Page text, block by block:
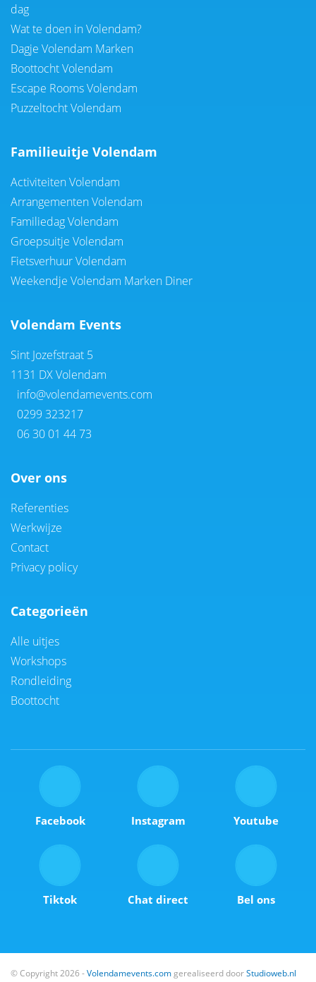
dag
Wat te doen in Volendam?
Dagje Volendam Marken
Boottocht Volendam
Escape Rooms Volendam
Puzzeltocht Volendam
Familieuitje Volendam
Activiteiten Volendam
Arrangementen Volendam
Familiedag Volendam
Groepsuitje Volendam
Fietsverhuur Volendam
Weekendje Volendam Marken Diner
Volendam Events
Sint Jozefstraat 5
1131 DX Volendam
info@volendamevents.com
0299 323217
06 30 01 44 73
Over ons
Referenties
Werkwijze
Contact
Privacy policy
Categorieën
Alle uitjes
Workshops
Rondleiding
Boottocht
Facebook Instagram Youtube
Tiktok Chat direct Bel ons
© Copyright 2026 -Volendamevents.com gerealiseerd doorStudioweb.nl